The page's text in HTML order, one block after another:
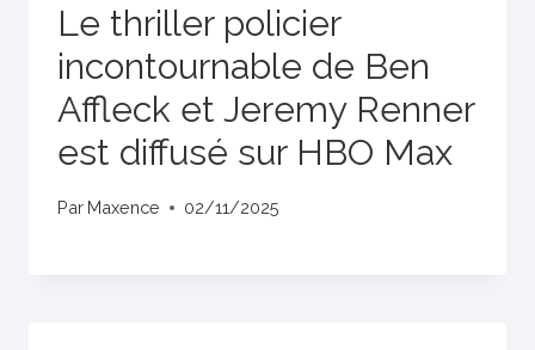
Le thriller policier
incontournable de Ben
Affleck et Jeremy Renner
est diffusé sur HBO Max
Par Maxence 02/11/2025